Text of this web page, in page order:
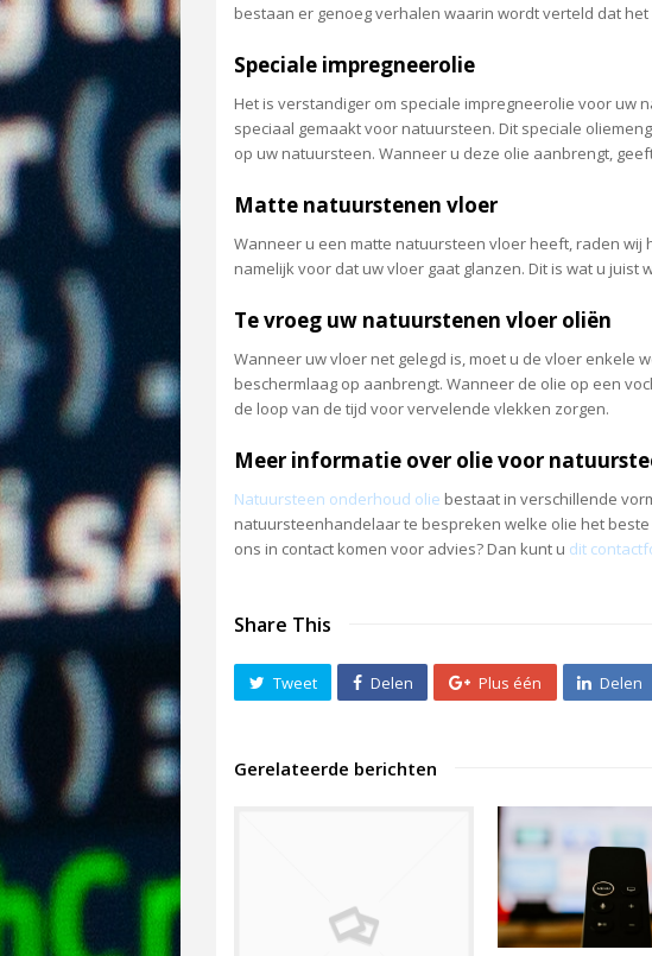
bestaan er genoeg verhalen waarin wordt verteld dat
Speciale impregneerolie
Het is verstandiger om speciale impregneerolie voor uw
speciaal gemaakt voor natuursteen. Dit speciale
op uw natuursteen. Wanneer u deze olie aanbrengt,
Matte natuurstenen vloer
Wanneer u een matte natuursteen vloer heeft, raden wij
namelijk voor dat uw vloer gaat glanzen. Dit is wat u juist
Te vroeg uw natuurstenen vloer oliën
Wanneer uw vloer net gelegd is, moet u de vloer enkele
beschermlaag op aanbrengt. Wanneer de olie op een
de loop van de tijd voor vervelende vlekken zorgen.
Meer informatie over olie voor
Natuursteen onderhoud olie bestaat in verschillende
natuursteenhandelaar te bespreken welke olie het
ons in contact komen voor advies? Dan kunt u dit
Share This
Tweet Delen Plus één Delen
Gerelateerde berichten